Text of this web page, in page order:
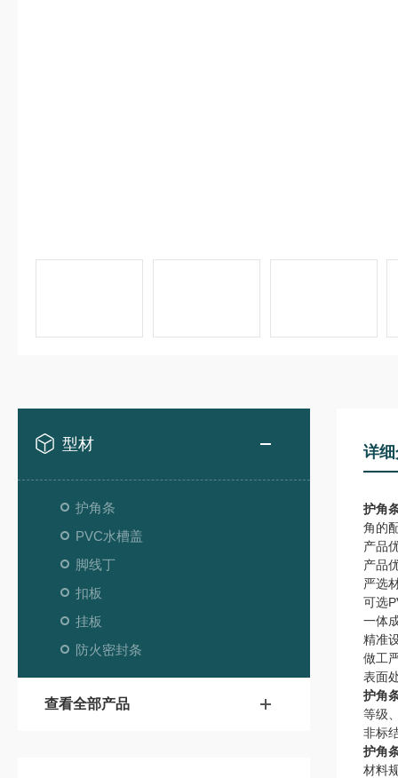
型材
护角条
PVC水槽盖
脚线丁
扣板
挂板
防火密封条
查看全部产品
详
护角
角的
产品
产品
严选
可选
一体
精准
做工
表面
护角
等级
非标
护角
材料